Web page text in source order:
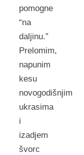
pomogne
“na
daljinu.”
Prelomim,
napunim
kesu
novogodišnjim
ukrasima
i
izadjem
švorc